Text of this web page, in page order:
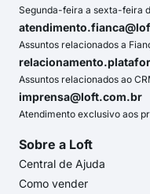
Segunda-feira a sexta-feira
Assuntos relacionados a
Assuntos relacionados ao
imprensa@loft.com.br
Atendimento exclusivo aos
Sobre a Loft
Central de Ajuda
Como vender